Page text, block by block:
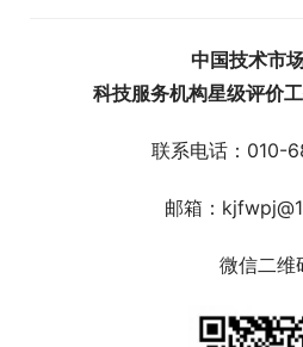
中国技术市
科技服务机构星级评价
联系电话：010-
邮箱：
微信二维